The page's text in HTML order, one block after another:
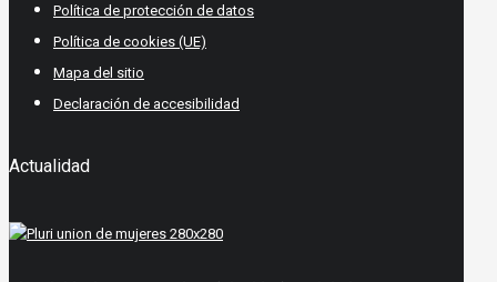
Política de protección de datos
Política de cookies (UE)
Mapa del sitio
Declaración de accesibilidad
Actualidad